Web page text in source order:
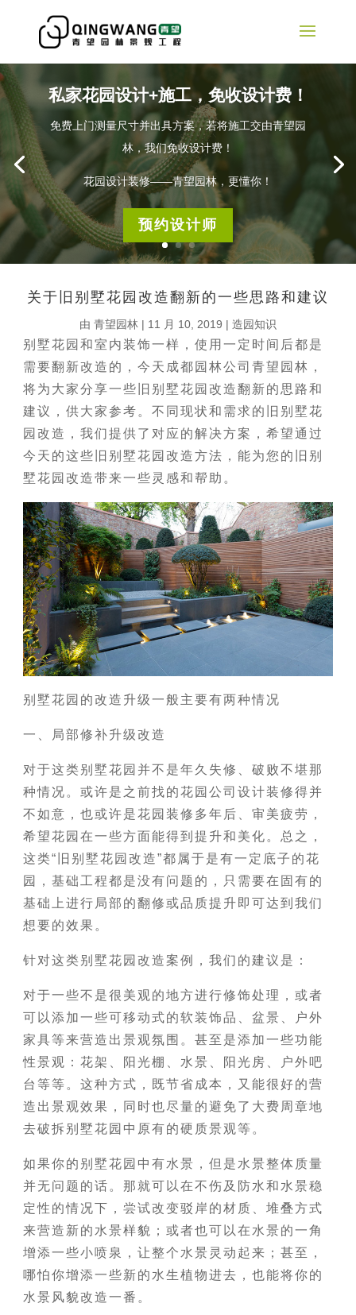
私家花园设计+施工，免收设计费！
免费上门测量尺寸并出具方案，若将施工交由青望园
林，我们免收设计费！
花园设计装修——青望园林，更懂你！
预约设计师
关于旧别墅花园改造翻新的一些思路和建议
由 青望园林 | 11 月 10, 2019 | 造园知识
别墅花园和室内装饰一样，使用一定时间后都是
需要翻新改造的，今天成都园林公司青望园林，
将为大家分享一些旧别墅花园改造翻新的思路和
建议，供大家参考。不同现状和需求的旧别墅花
园改造，我们提供了对应的解决方案，希望通过
今天的这些旧别墅花园改造方法，能为您的旧别
墅花园改造带来一些灵感和帮助。
别墅花园的改造升级一般主要有两种情况
一、局部修补升级改造
对于这类别墅花园并不是年久失修、破败不堪那
种情况。或许是之前找的花园公司设计装修得并
不如意，也或许是花园装修多年后、审美疲劳，
希望花园在一些方面能得到提升和美化。总之，
这类“旧别墅花园改造”都属于是有一定底子的花
园，基础工程都是没有问题的，只需要在固有的
基础上进行局部的翻修或品质提升即可达到我们
想要的效果。
针对这类别墅花园改造案例，我们的建议是：
对于一些不是很美观的地方进行修饰处理，或者
可以添加一些可移动式的软装饰品、盆景、户外
家具等来营造出景观氛围。甚至是添加一些功能
性景观：花架、阳光棚、水景、阳光房、户外吧
台等等。这种方式，既节省成本，又能很好的营
造出景观效果，同时也尽量的避免了大费周章地
去破拆别墅花园中原有的硬质景观等。
如果你的别墅花园中有水景，但是水景整体质量
并无问题的话。那就可以在不伤及防水和水景稳
定性的情况下，尝试改变驳岸的材质、堆叠方式
来营造新的水景样貌；或者也可以在水景的一角
增添一些小喷泉，让整个水景灵动起来；甚至，
哪怕你增添一些新的水生植物进去，也能将你的
水景风貌改造一番。